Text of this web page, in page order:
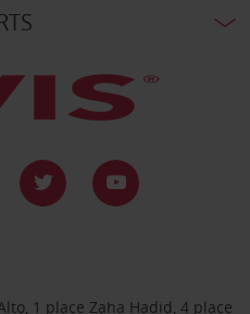
1 place Zaha Hadid, 4 place